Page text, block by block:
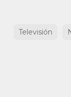
Televisión